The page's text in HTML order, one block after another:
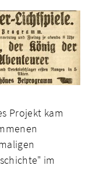
Projekt kam
im